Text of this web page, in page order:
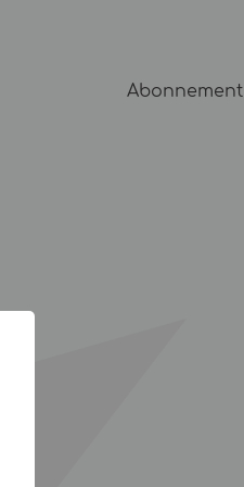
Abonnement